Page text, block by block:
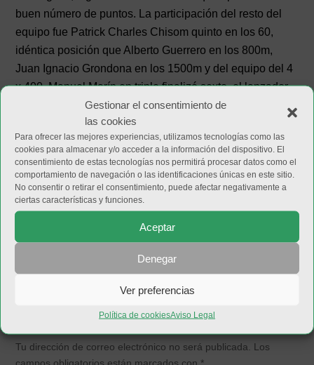
Gestionar el consentimiento de
las cookies
Para ofrecer las mejores experiencias, utilizamos tecnologías como las
cookies para almacenar y/o acceder a la información del dispositivo. El
consentimiento de estas tecnologías nos permitirá procesar datos como el
comportamiento de navegación o las identificaciones únicas en este sitio.
No consentir o retirar el consentimiento, puede afectar negativamente a
ciertas características y funciones.
Aceptar
Denegar
Ver preferencias
Política de cookiesAviso Legal
buen número de puntos. La participación del resto del
equipo fue Patrick Charles Chisom quinto en los 60,
idéntica posición que Alberto Guerrero en los 800m,
Juan Ignacio Grondona en los 1500m y del equipo del 4
x 400, Manuel Marín en triple finalizó sexto, el lanzador
de peso Juan Francisco Domínguez acabó en séptima
posición y Mohamed Lansi en los 3000m, Jean Carlos
Castro en los 60mv y el jovencísimo Gabriel Soria en
pértiga que acabaron su participación en octava
posición logrando unos puntos fundamentales para
lograr esta sexta posición que vuelve a ratificar el nivel
competitivo del conjunto jiennense.
Enviar comentario
Tu dirección de correo electrónico no será publicada.
Los